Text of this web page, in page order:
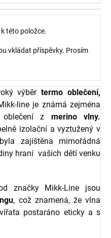
této položce.
vkládat příspěvky. Prosím
výběrtermo oblečení,
line je známá zejména
oblečení z merino vlny.
izolační a vyztužený v
zajištěna mimořádná
hraní vašich dětí venku
značky Mikk-Line jsou
, což znamená, že vlna
postaráno eticky a s